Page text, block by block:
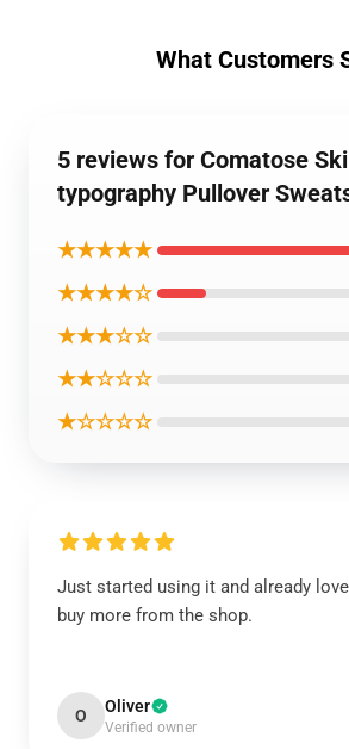
What Customers
5 reviews for Comatose
typography Pullover
★★★★★
★★★★☆
★★★☆☆
★★☆☆☆
★☆☆☆☆
Just started using it and already
buy more from the shop.
O Oliver
Verified owner